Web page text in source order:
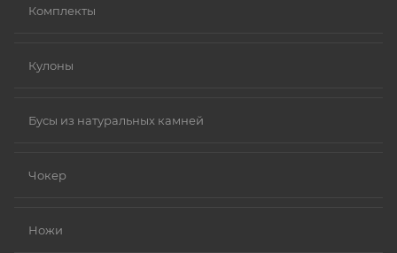
Комплекты
Кулоны
Бусы из натуральных камней
Чокер
Ножи